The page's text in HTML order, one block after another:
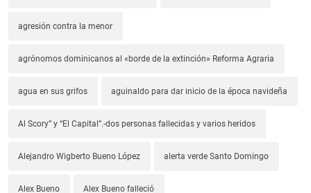
agresión contra la menor
agrónomos dominicanos al «borde de la extinción» Reforma Agraria
agua en sus grifos aguinaldo para dar inicio de la época navideña
Al Scory” y “El Capital”.-dos personas fallecidas y varios heridos
Alejandro Wigberto Bueno López alerta verde Santo Domingo
Alex Bueno Alex Bueno falleció